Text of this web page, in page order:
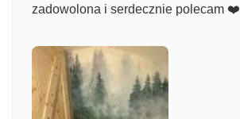
zadowolona i serdecznie polecam ❤️